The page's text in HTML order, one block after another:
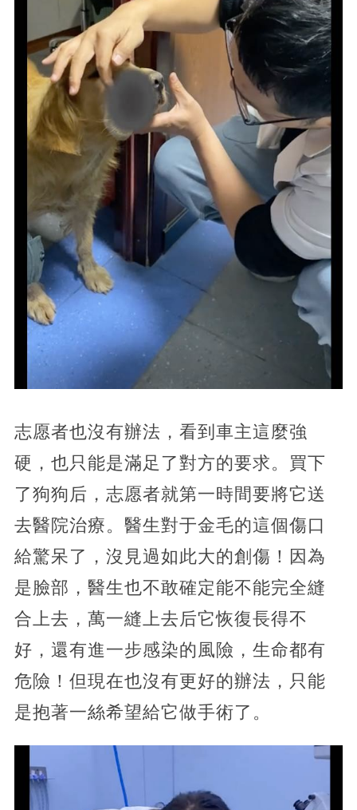
志愿者也沒有辦法，看到車主這麼強
硬，也只能是滿足了對方的要求。買下
了狗狗后，志愿者就第一時間要將它送
去醫院治療。醫生對于金毛的這個傷口
給驚呆了，沒見過如此大的創傷！因為
是臉部，醫生也不敢確定能不能完全縫
合上去，萬一縫上去后它恢復長得不
好，還有進一步感染的風險，生命都有
危險！但現在也沒有更好的辦法，只能
是抱著一絲希望給它做手術了。